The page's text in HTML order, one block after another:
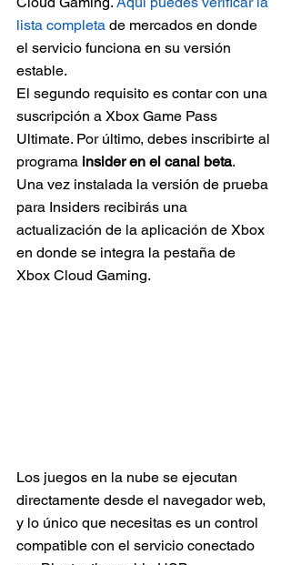
lista completa de mercados en donde
el servicio funciona en su versión
estable.
El segundo requisito es contar con una
suscripción a Xbox Game Pass
Ultimate. Por último, debes inscribirte al
programa insider en el canal beta.
Una vez instalada la versión de prueba
para Insiders recibirás una
actualización de la aplicación de Xbox
en donde se integra la pestaña de
Xbox Cloud Gaming.
Los juegos en la nube se ejecutan
directamente desde el navegador web,
y lo único que necesitas es un control
compatible con el servicio conectado